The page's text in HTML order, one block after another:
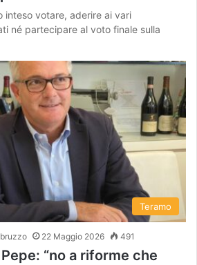
inteso votare, aderire ai vari
né partecipare al voto finale sulla
Teramo
22 Maggio 2026 491
“no a riforme che